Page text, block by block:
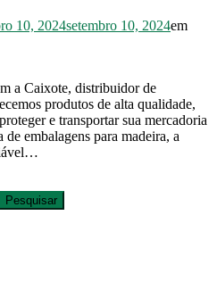
10, 2024setembro 10, 2024em
a Caixote, distribuidor de
produtos de alta qualidade,
e transportar sua mercadoria
embalagens para madeira, a
Pesquisar